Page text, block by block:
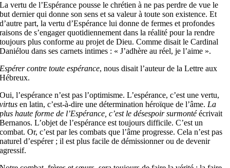
La vertu de l’Espérance pousse le chrétien à ne pas perdre de vue le
but dernier qui donne son sens et sa valeur à toute son existence. Et
d’autre part, la vertu d’Espérance lui donne de fermes et profondes
raisons de s’engager quotidiennement dans la réalité pour la rendre
toujours plus conforme au projet de Dieu. Comme disait le Cardinal
Daniélou dans ses carnets intimes : « J’adhère au réel, je l’aime ».
Espérer contre toute espérance, nous disait l’auteur de la Lettre aux
Hébreux.
Oui, l’espérance n’est pas l’optimisme. L’espérance, c’est une vertu,
virtus en latin, c’est-à-dire une détermination héroïque de l’âme. La
plus haute forme de l’Espérance, c’est le désespoir surmontéécrivait
Bernanos. L’objet de l’espérance est toujours difficile. C’est un
combat. Or, c’est par les combats que l’âme progresse. Cela n’est pas
naturel d’espérer ; il est plus facile de démissionner ou de devenir
agressif.